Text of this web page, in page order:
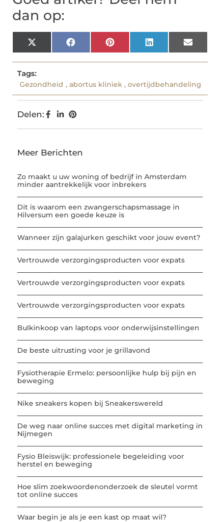
dan op:
X
(Twitter)
FacebookPinterestLinkedInEmail
Tags:
Gezondheid , abortus kliniek , overtijdbehandeling
Delen:
Meer Berichten
Zo maakt u uw woning of bedrijf in Amsterdam
minder aantrekkelijk voor inbrekers
Dit is waarom een zwangerschapsmassage in
Hilversum een goede keuze is
Wanneer zijn galajurken geschikt voor jouw event?
Vertrouwde verzorgingsproducten voor expats
Vertrouwde verzorgingsproducten voor expats
Vertrouwde verzorgingsproducten voor expats
Bulkinkoop van laptops voor onderwijsinstellingen
De beste uitrusting voor je grillavond
Fysiotherapie Ermelo: persoonlijke hulp bij pijn en
beweging
Nike sneakers kopen bij Sneakerswereld
De weg naar online succes met digital marketing in
Nijmegen
Fysio Bleiswijk: professionele begeleiding voor
herstel en beweging
Hoe slim zoekwoordenonderzoek de sleutel vormt
tot online succes
Waar begin je als je een kast op maat wil?